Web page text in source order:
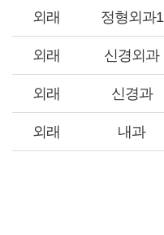
외래 정형외과1
외래 신경외과
외래 신경과
외래 내과